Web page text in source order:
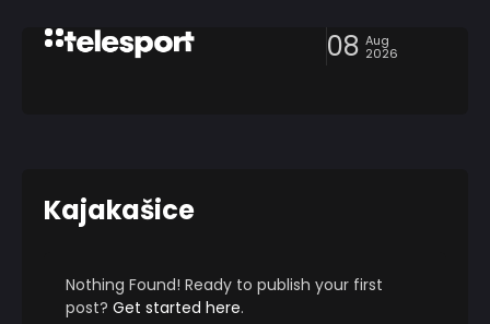
08 Aug
2026
Kajakašice
Nothing Found! Ready to publish your first
post? Get started here.